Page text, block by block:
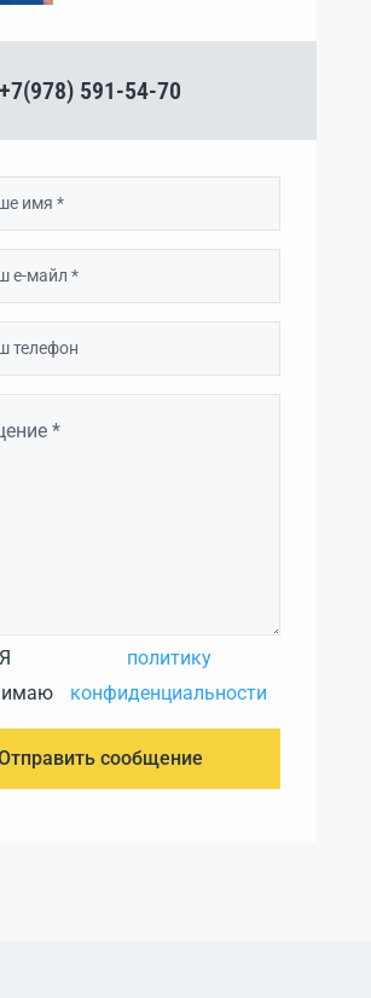
+7(978) 591-54-70
Я
политику
конфиденциальности
сообщение